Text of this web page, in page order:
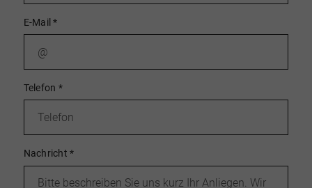
E-Mail*
Telefon *
Nachricht*